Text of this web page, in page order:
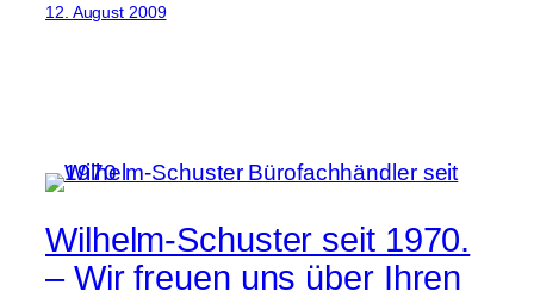
12. August 2009
Wilhelm-Schuster seit 1970.
– Wir freuen uns über Ihren